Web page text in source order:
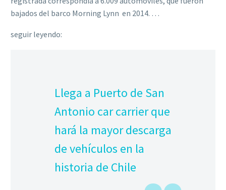
bajados del barco Morning Lynn en 2014. …
seguir leyendo:
Llega a Puerto de San
Antonio car carrier que
hará la mayor descarga
de vehículos en la
historia de Chile